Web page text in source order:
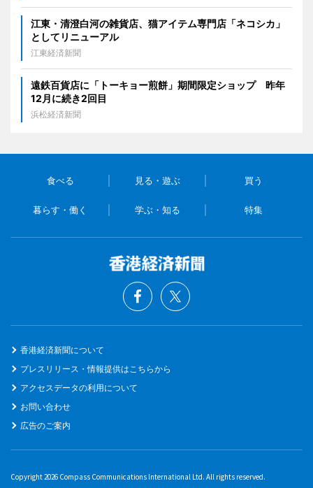
江東・清澄白河の雑貨店、猫アイテム専門店「ネコシカ」
としてリニューアル
江東経済新聞
遠鉄百貨店に「トーキョー煎餅」期間限定ショップ 昨年
12月に続き2回目
浜松経済新聞
食べる 見る・遊ぶ 買う
暮らす・働く 学ぶ・知る 特集
香港経済新聞について
プレスリリース・情報提供はこちらから
アクセスデータの利用について
お問い合わせ
広告のご案内
Copyright 2026 Compass Communications International Ltd. All rights reserved.